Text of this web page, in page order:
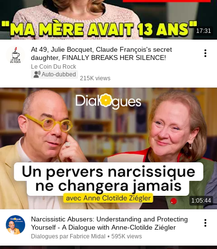
17:31
At 49, Julie Bocquet, Claude François's secret
daughter, FINALLY BREAKS HER SILENCE!
Le Coin Du Rock
Auto-dubbed
215K views
1:05:44
Narcissistic Abusers: Understanding and Protecting
Yourself - A Dialogue with Anne-Clotilde Ziégler
Dialogues par Fabrice Midal • 595K views